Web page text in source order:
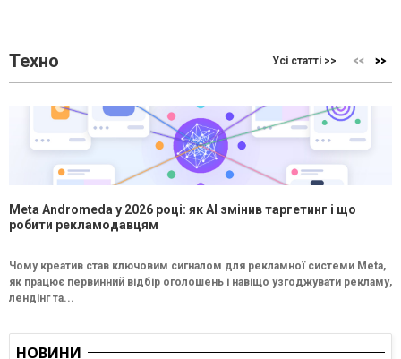
Техно Усі статті >>
Meta Andromeda у 2026 році: як AI змінив таргетинг і що
робити рекламодавцям
Чому креатив став ключовим сигналом для рекламної системи Meta,
як працює первинний відбір оголошень і навіщо узгоджувати рекламу,
лендінг та...
НОВИНИ